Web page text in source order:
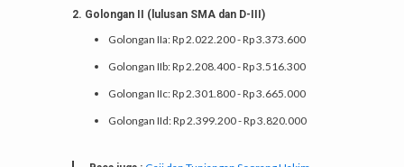
2. Golongan II (lulusan SMA dan D-III)
Golongan IIa: Rp 2.022.200 - Rp 3.373.600
Golongan IIb: Rp 2.208.400 - Rp 3.516.300
Golongan IIc: Rp 2.301.800 - Rp 3.665.000
Golongan IId: Rp 2.399.200 - Rp 3.820.000